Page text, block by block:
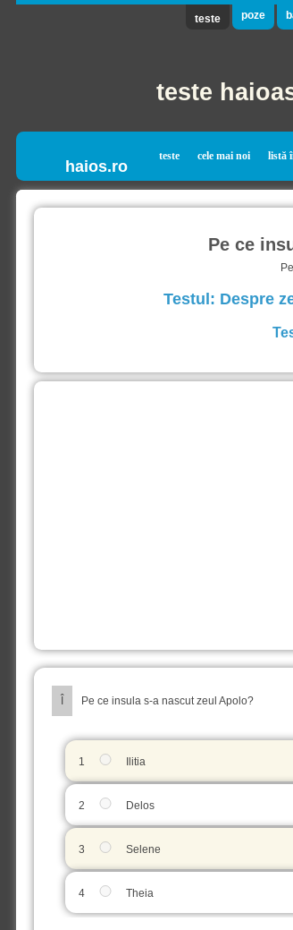
teste poze
teste
haios.ro
teste cele mai noi listă
Pe ce
Testul: Despre
Pe ce insula s-a nascut zeul Apolo?
1 Ilitia
2 Delos
3 Selene
4 Theia